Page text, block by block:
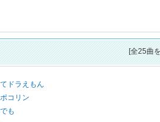
[全25曲
ドラえもん
コリン
も